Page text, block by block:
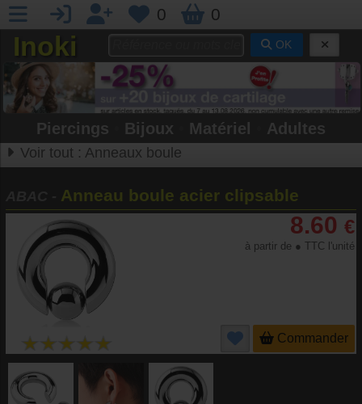
0 0
Inoki OK
Piercings Bijoux Matériel Adultes
Voir tout : Anneaux boule
Anneau boule acier clipsable
8.60 €
à partir de ● TTC l'unité
Commander